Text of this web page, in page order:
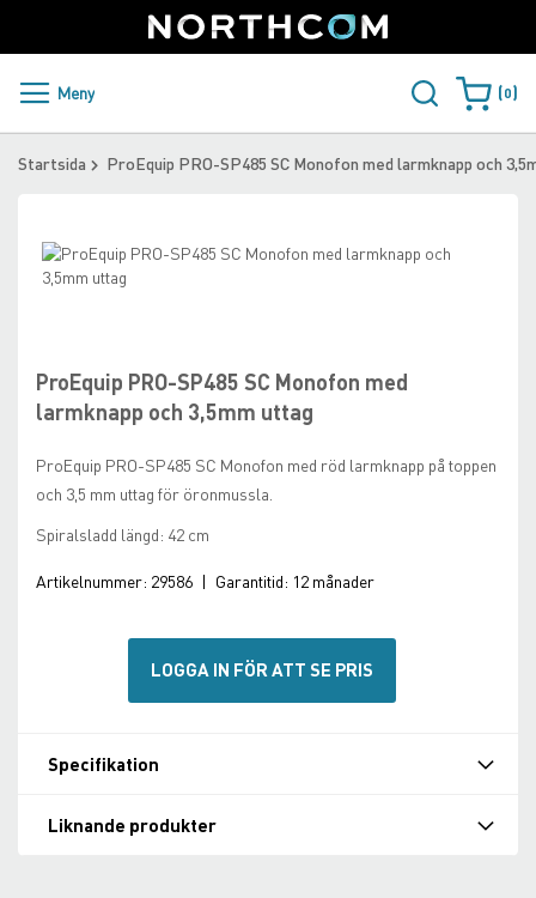
to
Content
Sweden
PRODUKTER OCH LÖSNINGAR
ÅTERFÖRSÄLJARE
LADDA NER
Meny Varukorgen
0
Startsida ProEquip PRO-SP485 SC Monofon med larmknapp och
ProEquip PRO-SP485 SC Monofon med
larmknapp och 3,5mm uttag
ProEquip PRO-SP485 SC Monofon med röd larmknapp på toppen
och 3,5 mm uttag för öronmussla.
Spiralsladd längd: 42 cm
Artikelnummer: 29586 | Garantitid: 12 månader
LOGGA IN FÖR ATT SE PRIS
Skip
to
the
images
gallery
beginning
of
the
gallery
Specifikation
Liknande produkter